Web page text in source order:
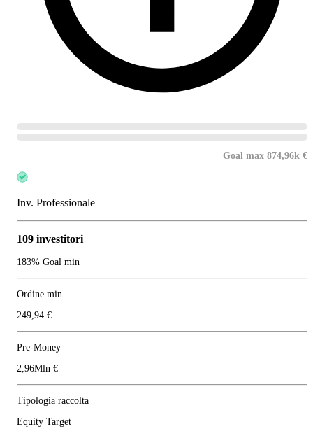
Goal max 874,96k €
Inv. Professionale
109 investitori
183% Goal min
Ordine min
249,94 €
Pre-Money
2,96Mln €
Tipologia raccolta
Equity Target